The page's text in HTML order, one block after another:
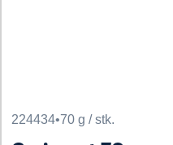
224434•70 g / stk.